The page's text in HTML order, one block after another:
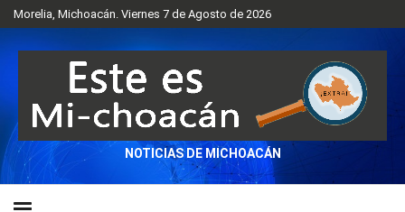
Morelia, Michoacán. Viernes 7 de Agosto de 2026
NOTICIAS DE MICHOACÁN